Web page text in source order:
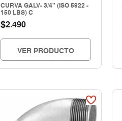
CURVA GALV- 3/4" (ISO 5922 -
150 LBS) C
$2.490
VER PRODUCTO